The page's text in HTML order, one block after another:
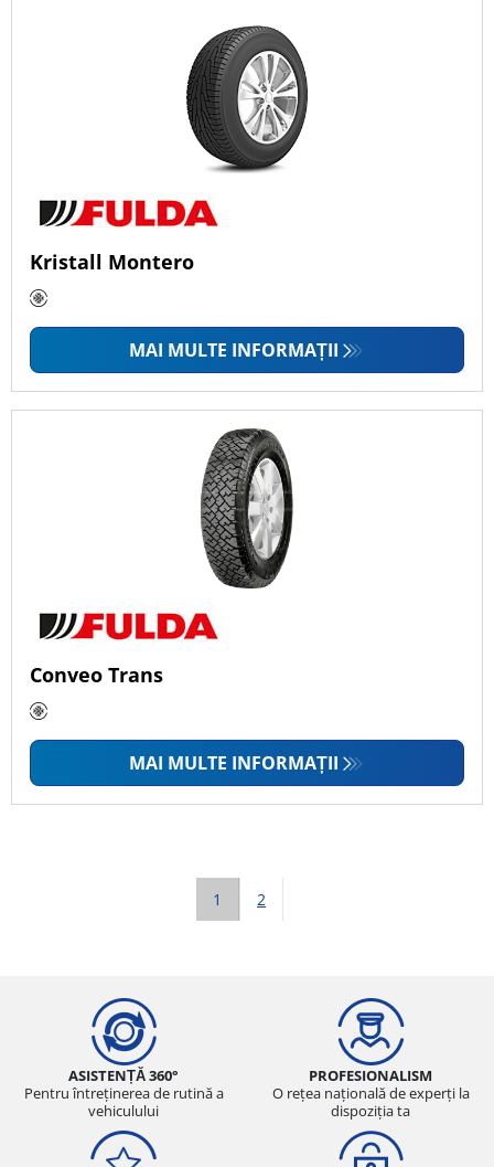
Kristall Montero
MAI MULTE INFORMAȚII
Conveo Trans
MAI MULTE INFORMAȚII
1 2
ASISTENȚĂ 360°
Pentru întreținerea de rutină a
vehiculului
PROFESIONALISM
O rețea națională de experți la
dispoziția ta